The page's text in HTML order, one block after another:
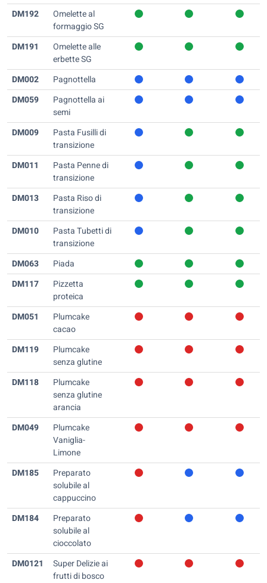
DM192
Omelette al
formaggio SG
DM191
Omelette alle
erbette SG
DM002
Pagnottella
DM059
Pagnottella ai
semi
DM009
Pasta Fusilli di
transizione
DM011
Pasta Penne di
transizione
DM013
Pasta Riso di
transizione
DM010
Pasta Tubetti di
transizione
DM063
Piada
DM117
Pizzetta
proteica
DM051
Plumcake
cacao
DM119
Plumcake
senza glutine
DM118
Plumcake
senza glutine
arancia
DM049
Plumcake
Vaniglia-
Limone
DM185
Preparato
solubile al
cappuccino
DM184
Preparato
solubile al
cioccolato
DM0121
Super Delizie ai
frutti di bosco